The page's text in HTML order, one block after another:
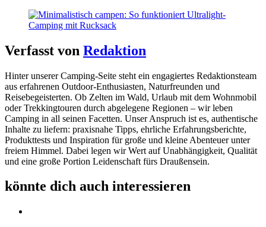
Verfasst von Redaktion
Hinter unserer Camping-Seite steht ein engagiertes Redaktionsteam
aus erfahrenen Outdoor-Enthusiasten, Naturfreunden und
Reisebegeisterten. Ob Zelten im Wald, Urlaub mit dem Wohnmobil
oder Trekkingtouren durch abgelegene Regionen – wir leben
Camping in all seinen Facetten. Unser Anspruch ist es, authentische
Inhalte zu liefern: praxisnahe Tipps, ehrliche Erfahrungsberichte,
Produkttests und Inspiration für große und kleine Abenteuer unter
freiem Himmel. Dabei legen wir Wert auf Unabhängigkeit, Qualität
und eine große Portion Leidenschaft fürs Draußensein.
könnte dich auch interessieren